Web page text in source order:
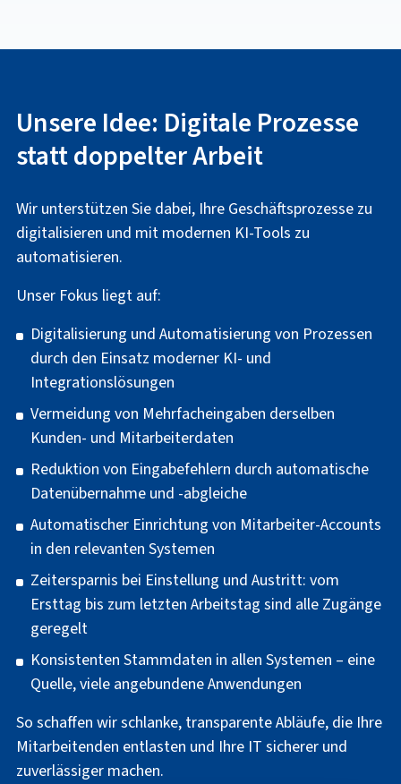
Unsere Idee: Digitale Prozesse
statt doppelter Arbeit
Wir unterstützen Sie dabei, Ihre Geschäftsprozesse zu
digitalisieren und mit modernen KI-Tools zu
automatisieren.
Unser Fokus liegt auf:
Digitalisierung und Automatisierung von Prozessen
durch den Einsatz moderner KI- und
Integrationslösungen
Vermeidung von Mehrfacheingaben derselben
Kunden- und Mitarbeiterdaten
Reduktion von Eingabefehlern durch automatische
Datenübernahme und -abgleiche
Automatischer Einrichtung von Mitarbeiter-Accounts
in den relevanten Systemen
Zeitersparnis bei Einstellung und Austritt: vom
Ersttag bis zum letzten Arbeitstag sind alle Zugänge
geregelt
Konsistenten Stammdaten in allen Systemen – eine
Quelle, viele angebundene Anwendungen
So schaffen wir schlanke, transparente Abläufe, die Ihre
Mitarbeitenden entlasten und Ihre IT sicherer und
zuverlässiger machen.